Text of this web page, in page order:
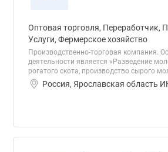
Оптовая торговля, Переработчик,
Услуги, Фермерское хозяйство
Производственно-торговая компания.
деятельности является «Разведение
рогатого скота, производство сырого
Россия, Ярославская область